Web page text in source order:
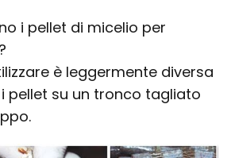
i pellet di micelio per
è leggermente diversa
pellet su un tronco tagliato